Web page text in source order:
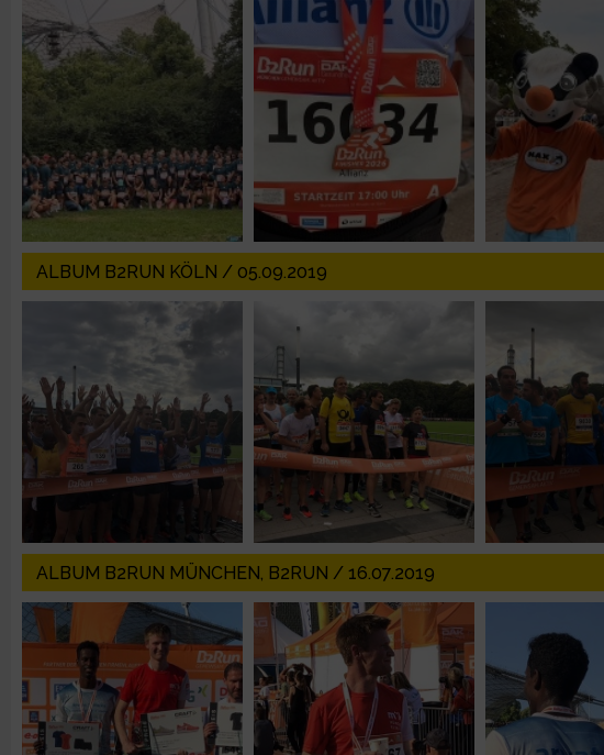
ALBUM B2RUN KÖLN / 05.09.2019
ALBUM B2RUN MÜNCHEN, B2RUN / 16.07.2019
Messung der Performance von Inhalten
Analyse von Zielgruppen durch Statistiken oder Kombinationen von Daten aus
verschiedenen Quellen
Entwicklung und Verbesserung der Angebote
Verwendung reduzierter Daten zur Auswahl von Inhalten
IAB-Besonderheiten:
Verwendung genauer Standortdaten
Geräte anhand von aktiv angeforderten Informationen identifizieren
Nicht-IAB-Verarbeitungszwecke:
Notwendig
Performance
Funktional
Werbung